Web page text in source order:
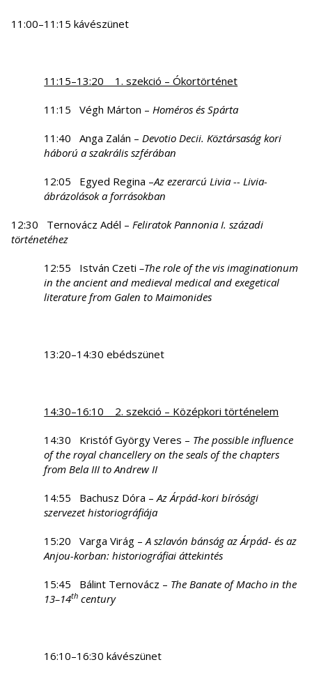
11:00–11:15 kávészünet
11:15–13:20 1. szekció – Ókortörténet
11:15 Végh Márton – Homéros és Spárta
11:40 Anga Zalán – Devotio Decii. Köztársaság kori
háború a szakrális szférában
12:05 Egyed Regina –Az ezerarcú Livia -- Livia-
ábrázolások a forrásokban
12:30 Ternovácz Adél – Feliratok Pannonia I. századi
történetéhez
12:55 István Czeti –The role of the vis imaginationum
in the ancient and medieval medical and exegetical
literature from Galen to Maimonides
13:20–14:30 ebédszünet
14:30–16:10 2. szekció – Középkori történelem
14:30 Kristóf György Veres – The possible influence
of the royal chancellery on the seals of the chapters
from Bela III to Andrew II
14:55 Bachusz Dóra –Az Árpád-kori bírósági
szervezet historiográfiája
15:20 Varga Virág –A szlavón bánság az Árpád- és az
Anjou-korban: historiográfiai áttekintés
15:45 Bálint Ternovácz – The Banate of Macho in the
13–14th century
16:10–16:30 kávészünet